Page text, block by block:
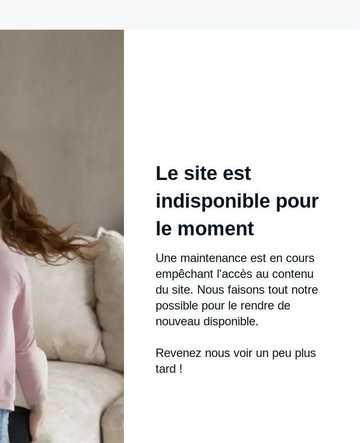
Le site est
indisponible pour
le moment
Une maintenance est en cours
empêchant l'accès au contenu
du site. Nous faisons tout notre
possible pour le rendre de
nouveau disponible.
Revenez nous voir un peu plus
tard !